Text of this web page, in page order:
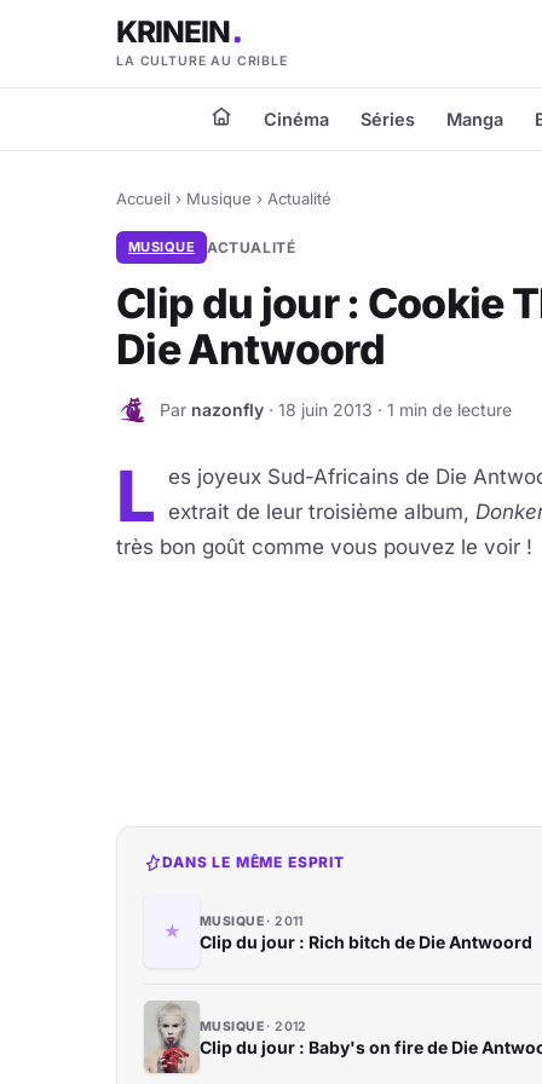
KRINEIN
LA CULTURE AU CRIBLE
Cinéma Séries Manga
Accueil › Musique › Actualité
MUSIQUE ACTUALITÉ
Clip du jour : Cookie
Die Antwoord
N Par nazonfly · 18 juin 2013 · 1 min de lecture
L
es joyeux Sud-Africains de Die
extrait de leur troisième album,
très bon goût comme vous pouvez le voir !
DANS LE MÊME ESPRIT
MUSIQUE 2011
Clip du jour : Rich bitch de Die Antwoord
MUSIQUE 2012
Clip du jour : Baby's on fire de Die